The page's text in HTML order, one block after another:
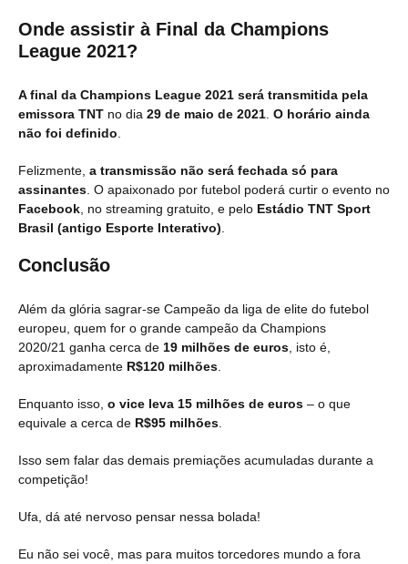
Onde assistir à Final da Champions
League 2021?
A final da Champions League 2021 será transmitida pela
emissora TNT no dia 29 de maio de 2021 O horário ainda
não foi definido
Felizmente, a transmissão não será fechada só para
assinantes . O apaixonado por futebol poderá curtir o evento no
Facebook , no streaming gratuito, e pelo Estádio TNT Sport
Brasil (antigo Esporte Interativo)
Conclusão
Além da glória sagrar-se Campeão da liga de elite do futebol
europeu, quem for o grande campeão da Champions
2020/21 ganha cerca de 19 milhões de euros , isto é,
aproximadamente R$120 milhões
Enquanto isso, o vice leva 15 milhões de euros – o que
equivale a cerca de R$95 milhões
Isso sem falar das demais premiações acumuladas durante a
competição!
Ufa, dá até nervoso pensar nessa bolada!
Eu não sei você, mas para muitos torcedores mundo a fora